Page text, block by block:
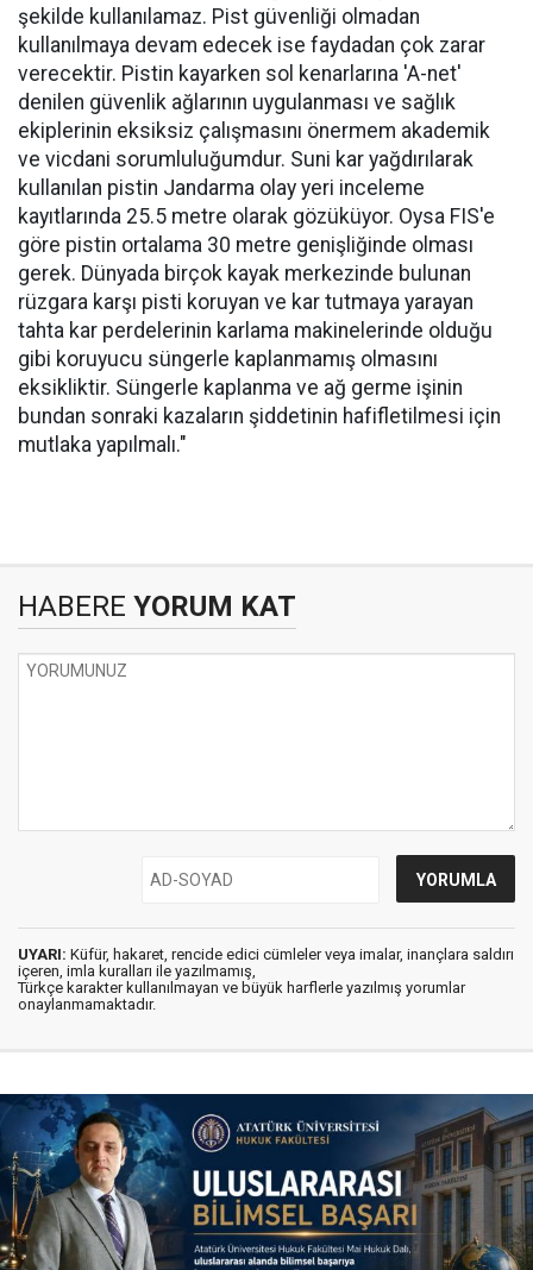
şekilde kullanılamaz. Pist güvenliği olmadan
kullanılmaya devam edecek ise faydadan çok zarar
verecektir. Pistin kayarken sol kenarlarına 'A-net'
denilen güvenlik ağlarının uygulanması ve sağlık
ekiplerinin eksiksiz çalışmasını önermem akademik
ve vicdani sorumluluğumdur. Suni kar yağdırılarak
kullanılan pistin Jandarma olay yeri inceleme
kayıtlarında 25.5 metre olarak gözüküyor. Oysa FIS'e
göre pistin ortalama 30 metre genişliğinde olması
gerek. Dünyada birçok kayak merkezinde bulunan
rüzgara karşı pisti koruyan ve kar tutmaya yarayan
tahta kar perdelerinin karlama makinelerinde olduğu
gibi koruyucu süngerle kaplanmamış olmasını
eksikliktir. Süngerle kaplanma ve ağ germe işinin
bundan sonraki kazaların şiddetinin hafifletilmesi için
mutlaka yapılmalı."
HABERE YORUM KAT
UYARI: Küfür, hakaret, rencide edici cümleler veya imalar, inançlara saldırı
içeren, imla kuralları ile yazılmamış,
Türkçe karakter kullanılmayan ve büyük harflerle yazılmış yorumlar
onaylanmamaktadır.